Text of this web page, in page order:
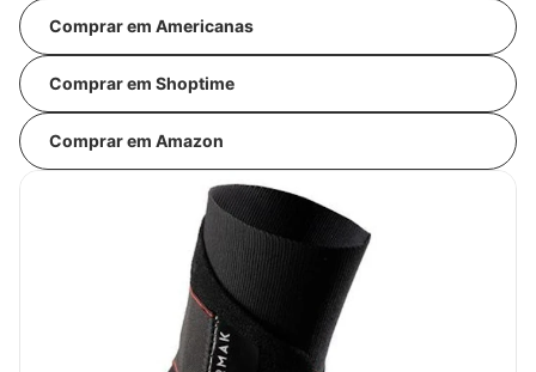
Comprar em Americanas
Comprar em Shoptime
Comprar em Amazon